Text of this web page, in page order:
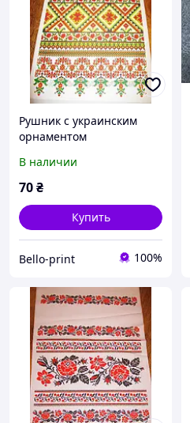
Рушник с украинским
орнаментом
В наличии
70₴
Купить
Bello-print 100%